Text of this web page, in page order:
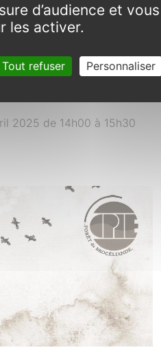
des plantes
et toxiques de
2025 de 14h00 à 15h30
d’audience et
les activer.
Tout refuser Personnaliser